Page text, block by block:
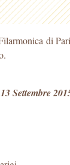
di
Settembre